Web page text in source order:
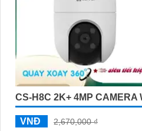
CS-H8C 2K+ 4MP CAMERA
VNĐ
2,670,000 ₫